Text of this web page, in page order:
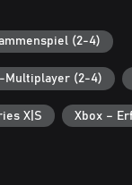
(2-4)
Multiplayer (2-4)
X|S Xbox –